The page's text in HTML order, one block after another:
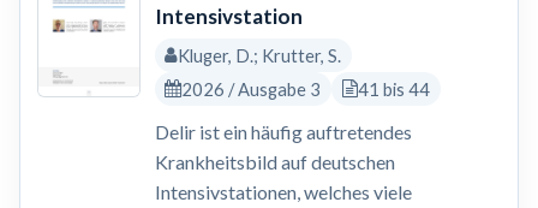
Intensivstation
Kluger, D.; Krutter, S.
2026 / Ausgabe 3
41 bis 44
Delir ist ein häufig auftretendes
Krankheitsbild auf deutschen
Intensivstationen, welches viele